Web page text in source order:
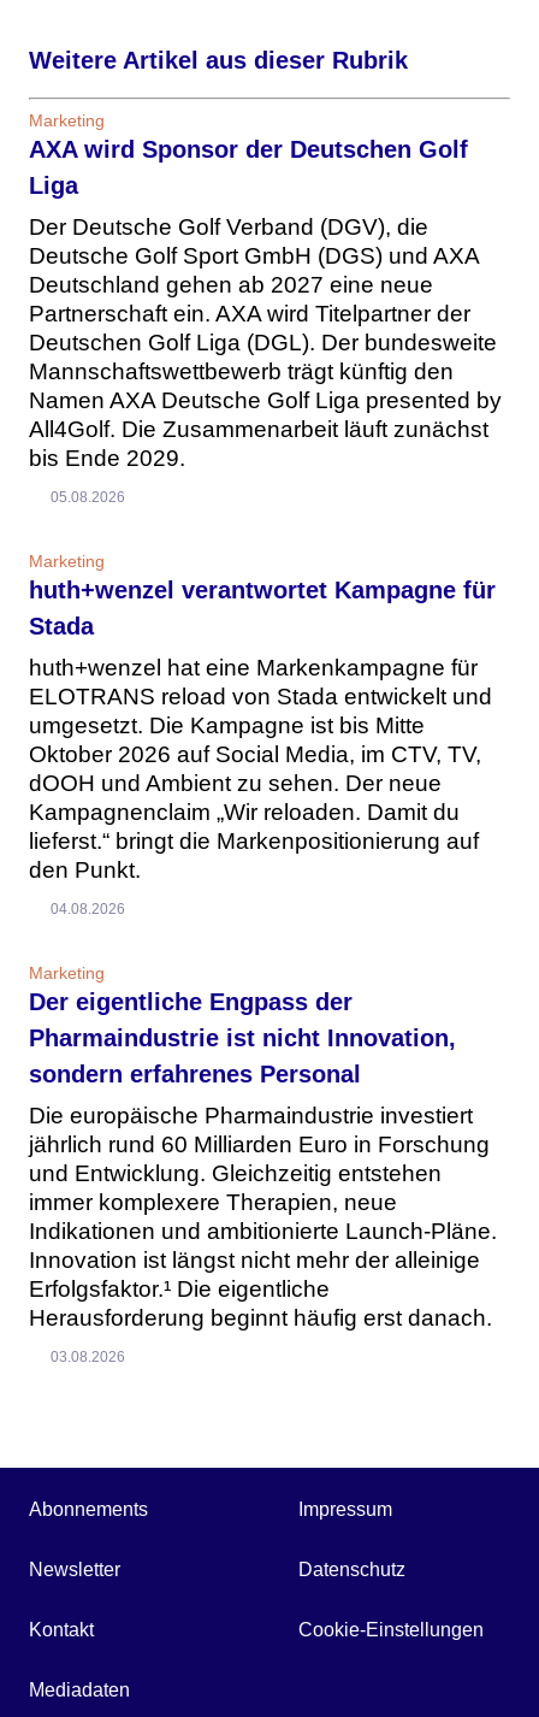
Weitere Artikel aus dieser Rubrik
Marketing
AXA wird Sponsor der Deutschen Golf
Liga
Der Deutsche Golf Verband (DGV), die
Deutsche Golf Sport GmbH (DGS) und AXA
Deutschland gehen ab 2027 eine neue
Partnerschaft ein. AXA wird Titelpartner der
Deutschen Golf Liga (DGL). Der bundesweite
Mannschaftswettbewerb trägt künftig den
Namen AXA Deutsche Golf Liga presented by
All4Golf. Die Zusammenarbeit läuft zunächst
bis Ende 2029.
05.08.2026
Marketing
huth+wenzel verantwortet Kampagne für
Stada
huth+wenzel hat eine Markenkampagne für
ELOTRANS reload von Stada entwickelt und
umgesetzt. Die Kampagne ist bis Mitte
Oktober 2026 auf Social Media, im CTV, TV,
dOOH und Ambient zu sehen. Der neue
Kampagnenclaim „Wir reloaden. Damit du
lieferst.“ bringt die Markenpositionierung auf
den Punkt.
04.08.2026
Marketing
Der eigentliche Engpass der
Pharmaindustrie ist nicht Innovation,
sondern erfahrenes Personal
Die europäische Pharmaindustrie investiert
jährlich rund 60 Milliarden Euro in Forschung
und Entwicklung. Gleichzeitig entstehen
immer komplexere Therapien, neue
Indikationen und ambitionierte Launch-Pläne.
Innovation ist längst nicht mehr der alleinige
Erfolgsfaktor.¹ Die eigentliche
Herausforderung beginnt häufig erst danach.
03.08.2026
Abonnements
Newsletter
Kontakt
Mediadaten
Impressum
Datenschutz
Cookie-Einstellungen